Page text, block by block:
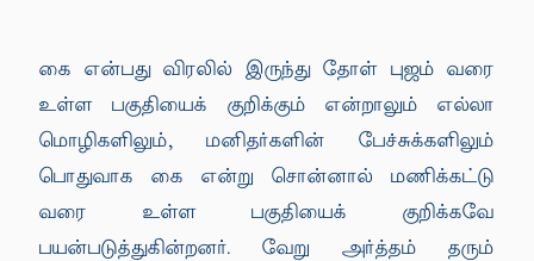
கை என்பது விரலில் இருந்து தோள் புஜம் வரை
உள்ள பகுதியைக் குறிக்கும் என்றாலும் எல்லா
மொழிகளிலும், மனிதர்களின் பேச்சுக்களிலும்
பொதுவாக கை என்று சொன்னால் மணிக்கட்டு
வரை உள்ள பகுதியைக் குறிக்கவே
பயன்படுத்துகின்றனர். வேறு அர்த்தம் தரும்